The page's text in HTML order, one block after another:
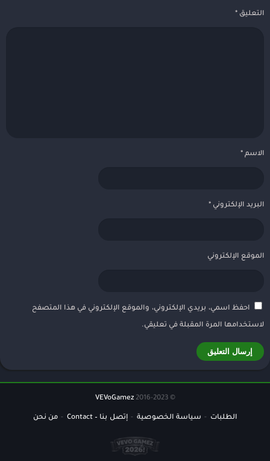
التعليق *
الاسم *
البريد الإلكتروني *
الموقع الإلكتروني
احفظ اسمي، بريدي الإلكتروني، والموقع الإلكتروني في هذا المتصفح
لاستخدامها المرة المقبلة في تعليقي.
© 2016-2023
VEVoGamez
الطلبات سياسة الخصوصية إتصل بنا – Contact من نحن